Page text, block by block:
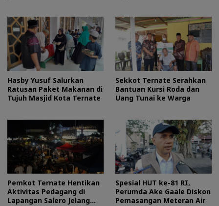
Hasby Yusuf Salurkan
Ratusan Paket Makanan di
Tujuh Masjid Kota Ternate
Sekkot Ternate Serahkan
Bantuan Kursi Roda dan
Uang Tunai ke Warga
Pemkot Ternate Hentikan
Aktivitas Pedagang di
Lapangan Salero Jelang
Spesial HUT ke-81 RI,
Perumda Ake Gaale Diskon
Pemasangan Meteran Air